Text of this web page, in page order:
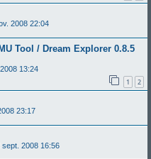
2008 22:04
Tool / Dream Explorer 0.8.5
13:24
1 2
23:17
sept. 2008 16:56